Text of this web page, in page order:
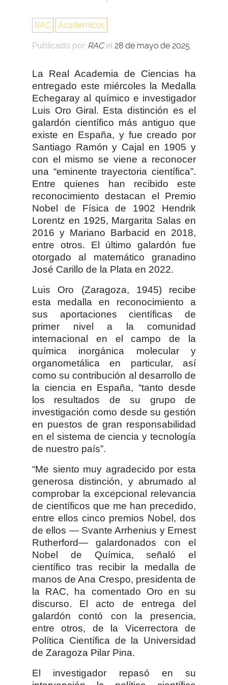
RAC Académicos
Publicado por RACel 28 de mayo de 2025
La Real Academia de Ciencias ha
entregado este miércoles la Medalla
Echegaray al químico e investigador
Luis Oro Giral. Esta distinción es el
galardón científico más antiguo que
existe en España, y fue creado por
Santiago Ramón y Cajal en 1905 y
con el mismo se viene a reconocer
una “eminente trayectoria científica”.
Entre quienes han recibido este
reconocimiento destacan el Premio
Nobel de Física de 1902 Hendrik
Lorentz en 1925, Margarita Salas en
2016 y Mariano Barbacid en 2018,
entre otros. El último galardón fue
otorgado al matemático granadino
José Carillo de la Plata en 2022.
Luis Oro (Zaragoza, 1945) recibe
esta medalla en reconocimiento a
sus aportaciones científicas de
primer nivel a la comunidad
internacional en el campo de la
química inorgánica molecular y
organometálica en particular, así
como su contribución al desarrollo de
la ciencia en España, “tanto desde
los resultados de su grupo de
investigación como desde su gestión
en puestos de gran responsabilidad
en el sistema de ciencia y tecnología
de nuestro país”.
“Me siento muy agradecido por esta
generosa distinción, y abrumado al
comprobar la excepcional relevancia
de científicos que me han precedido,
entre ellos cinco premios Nobel, dos
de ellos — Svante Arrhenius y Ernest
Rutherford— galardonados con el
Nobel de Química, señaló el
científico tras recibir la medalla de
manos de Ana Crespo, presidenta de
la RAC, ha comentado Oro en su
discurso. El acto de entrega del
galardón contó con la presencia,
entre otros, de la Vicerrectora de
Política Científica de la Universidad
de Zaragoza Pilar Pina.
El investigador repasó en su